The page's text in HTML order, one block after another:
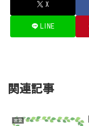
X
LINE
関連記事
言葉